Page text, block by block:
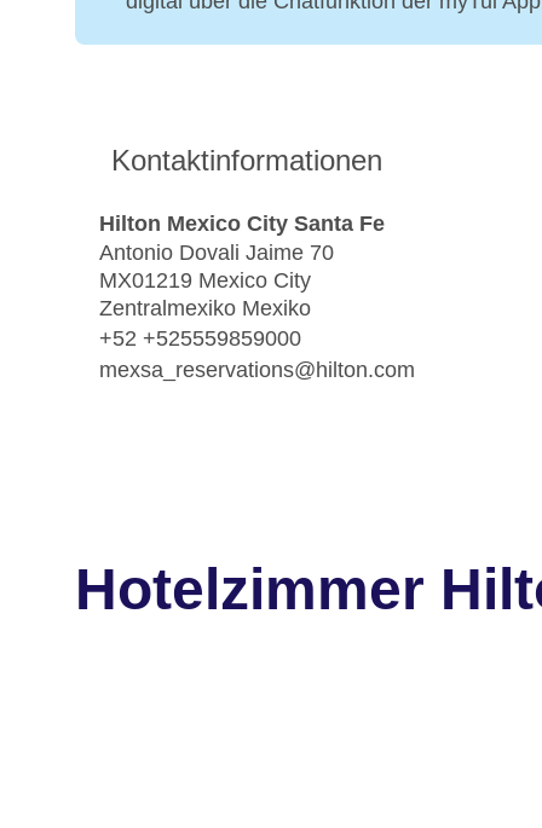
Kontaktinformationen
Hilton Mexico City Santa Fe
Antonio Dovali Jaime 70
MX01219 Mexico City
Zentralmexiko Mexiko
+52 +525559859000
mexsa_reservations@hilton.com
Hotelzimmer